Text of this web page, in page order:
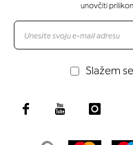
unovčiti
Slažem